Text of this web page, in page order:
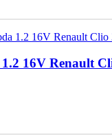
16V Renault